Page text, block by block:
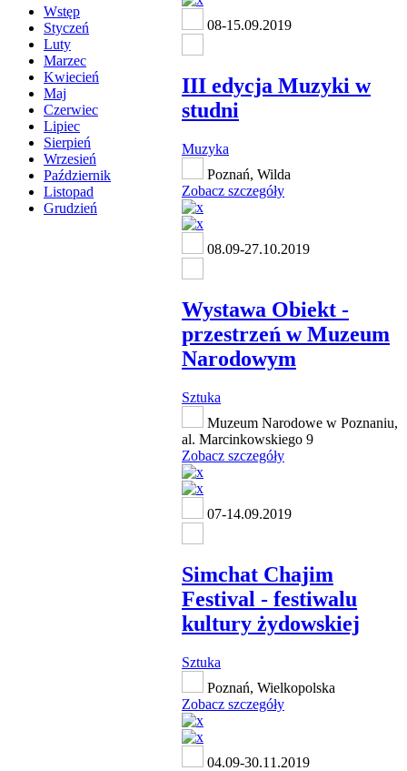
Wstęp
Styczeń
Luty
Marzec
Kwiecień
Maj
Czerwiec
Lipiec
Sierpień
Wrzesień
Październik
Listopad
Grudzień
08-15.09.2019
III edycja Muzyki w
studni
Muzyka
Poznań, Wilda
Zobacz szczegóły
08.09-27.10.2019
Wystawa Obiekt -
przestrzeń w Muzeum
Narodowym
Sztuka
Muzeum Narodowe w Poznaniu,
al. Marcinkowskiego 9
Zobacz szczegóły
07-14.09.2019
Simchat Chajim
Festival - festiwalu
kultury żydowskiej
Sztuka
Poznań, Wielkopolska
Zobacz szczegóły
04.09-30.11.2019